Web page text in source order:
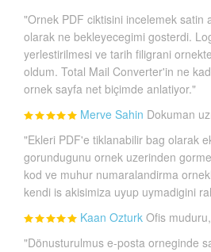
"Ornek PDF ciktisini incelemek satin
olarak ne bekleyecegimi gosterdi.
yerlestirilmesi ve tarih filigrani
oldum. Total Mail Converter'in ne
ornek sayfa net biçimde anlatiyor."
Merve Sahin Dokuman
"Ekleri PDF'e tiklanabilir bag olarak
gorundugunu ornek uzerinden
kod ve muhur numaralandirma
kendi is akisimiza uyup uymadigini
Kaan Ozturk Ofis
"Dönusturulmus e-posta orneginde